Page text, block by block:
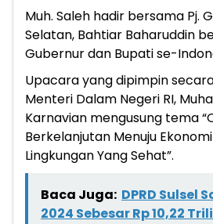
Muh. Saleh hadir bersama Pj.
Selatan, Bahtiar Baharuddin
Gubernur dan Bupati se-
Upacara yang dipimpin
Menteri Dalam Negeri RI,
Karnavian mengusung tema
Berkelanjutan Menuju
Lingkungan Yang Sehat”.
Baca Juga: DPRD Sulsel
2024 Sebesar Rp 10,22